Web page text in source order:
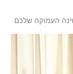
העמוקה שלכם